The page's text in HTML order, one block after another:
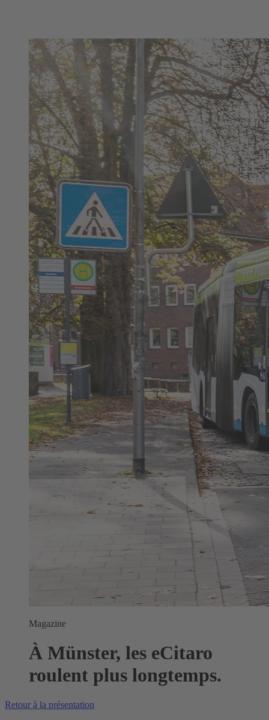
Magazine
À Münster, les eCitaro
roulent plus longtemps.
Retour à la présentation